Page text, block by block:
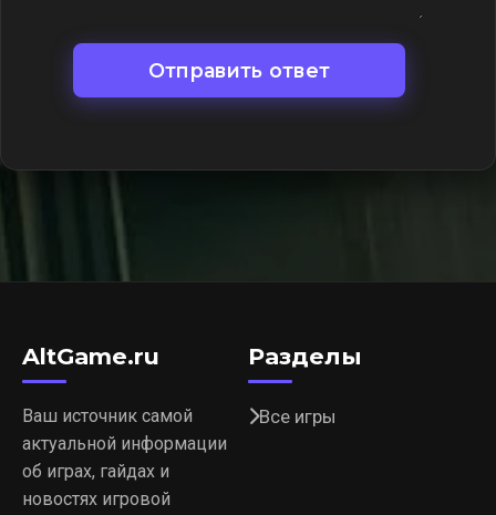
Отправить ответ
AltGame.ru
Ваш источник самой
актуальной информации
об играх, гайдах и
новостях игровой
Разделы
Все игры